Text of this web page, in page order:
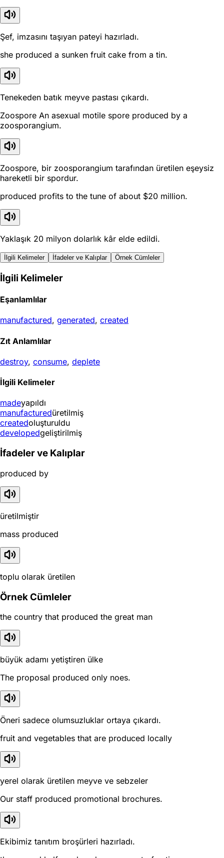
Şef, imzasını taşıyan pateyi hazırladı.
she produced a sunken fruit cake from a tin.
Tenekeden batık meyve pastası çıkardı.
Zoospore An asexual motile spore produced by a
zoosporangium.
Zoospore, bir zoosporangium tarafından üretilen eşeysiz
hareketli bir spordur.
produced profits to the tune of about $20 million.
Yaklaşık 20 milyon dolarlık kâr elde edildi.
İlgili Kelimeler İfadeler ve Kalıplar Örnek Cümleler
İlgili Kelimeler
Eşanlamlılar
manufactured, generated, created
Zıt Anlamlılar
destroy, consume, deplete
İlgili Kelimeler
madeyapıldı
manufacturedüretilmiş
createdoluşturuldu
developedgeliştirilmiş
İfadeler ve Kalıplar
produced by
üretilmiştir
mass produced
toplu olarak üretilen
Örnek Cümleler
the country that produced the great man
büyük adamı yetiştiren ülke
The proposal produced only noes.
Öneri sadece olumsuzluklar ortaya çıkardı.
fruit and vegetables that are produced locally
yerel olarak üretilen meyve ve sebzeler
Our staff produced promotional brochures.
Ekibimiz tanıtım broşürleri hazırladı.